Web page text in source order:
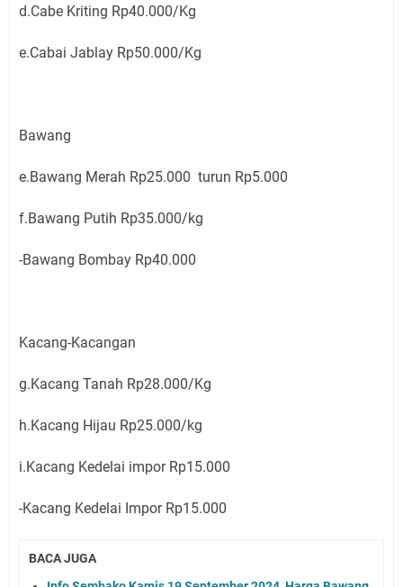
d.Cabe Kriting Rp40.000/Kg
e.Cabai Jablay Rp50.000/Kg
Bawang
e.Bawang Merah Rp25.000 turun Rp5.000
f.Bawang Putih Rp35.000/kg
-Bawang Bombay Rp40.000
Kacang-Kacangan
g.Kacang Tanah Rp28.000/Kg
h.Kacang Hijau Rp25.000/kg
i.Kacang Kedelai impor Rp15.000
-Kacang Kedelai Impor Rp15.000
BACA JUGA